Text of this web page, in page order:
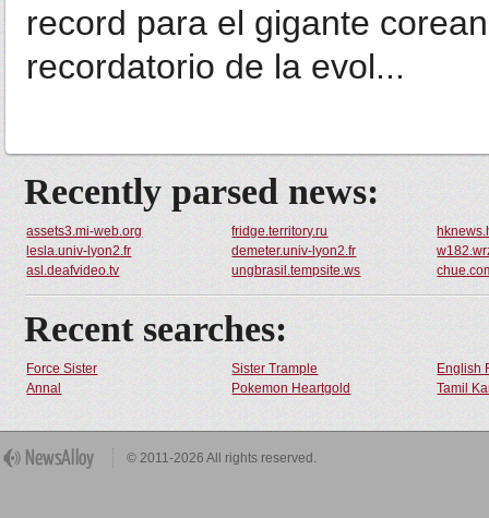
record para el gigante
recordatorio de la evol...
Recently parsed news:
assets3.mi-web.org fridge.territory.ru
lesla.univ-lyon2.fr
demeter.univ-lyon2.fr
asl.deafvideo.tv
ungbrasil.tempsite.ws
Recent searches:
Force Sister Sister Trample
English
Annal
Pokemon Heartgold Tamil
© 2011-2026 All rights reserved.